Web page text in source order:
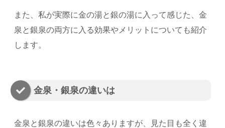
また、私が実際に金の湯と銀の湯に入って感じた、金
泉と銀泉の両方に入る効果やメリットについても紹介
します。
金泉・銀泉の違いは
金泉と銀泉の違いは色々ありますが、見た目も全く違